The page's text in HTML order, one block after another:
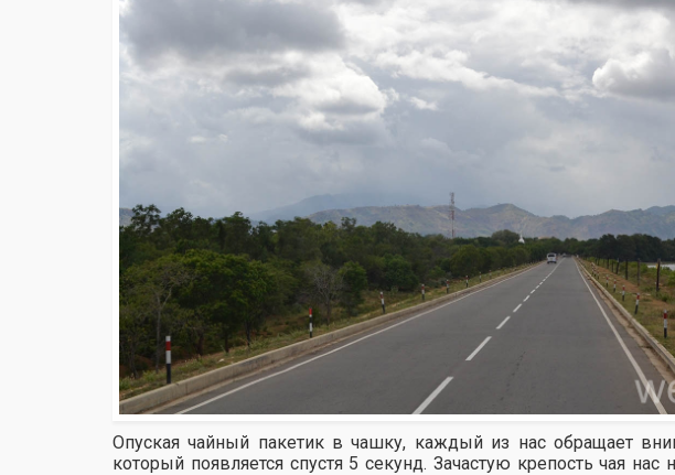
Опуская чайный пакетик в чашку, каждый из нас обращает
который появляется спустя 5 секунд. Зачастую крепость чая